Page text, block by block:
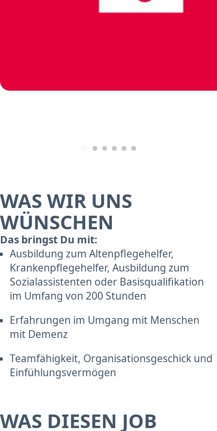
WAS WIR UNS
WÜNSCHEN
Das bringst Du mit:
Ausbildung zum Altenpflegehelfer,
Krankenpflegehelfer, Ausbildung zum
Sozialassistenten oder Basisqualifikation
im Umfang von 200 Stunden
Erfahrungen im Umgang mit Menschen
mit Demenz
Teamfähigkeit, Organisationsgeschick und
Einfühlungsvermögen
WAS DIESEN JOB